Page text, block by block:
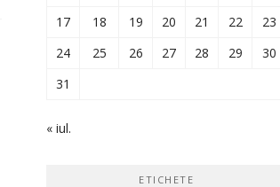
17
18 19 20 21 22
23
24
25 26 27 28 29
30
31
« iul.
ETICHETE